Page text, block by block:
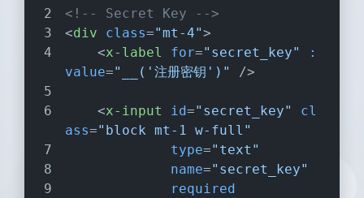
<!-- Secret Key -->
<div class="mt-4">
<x-label for="secret_key"
:
value="__('注册密钥')" />
<x-input id="secret_key"
cl
ass="block mt-1 w-full"
type="text"
name="secret_key"
required